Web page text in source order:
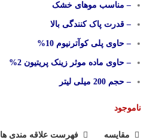
– مناسب موهای خشک
– قدرت پاک کنندگی بالا
– حاوی پلی کوآترنیوم 10%
– حاوی ماده موثر زینک پریتیون 2%
– حجم 200 میلی لیتر
ناموجود
مقایسه فهرست علاقه مندی ها